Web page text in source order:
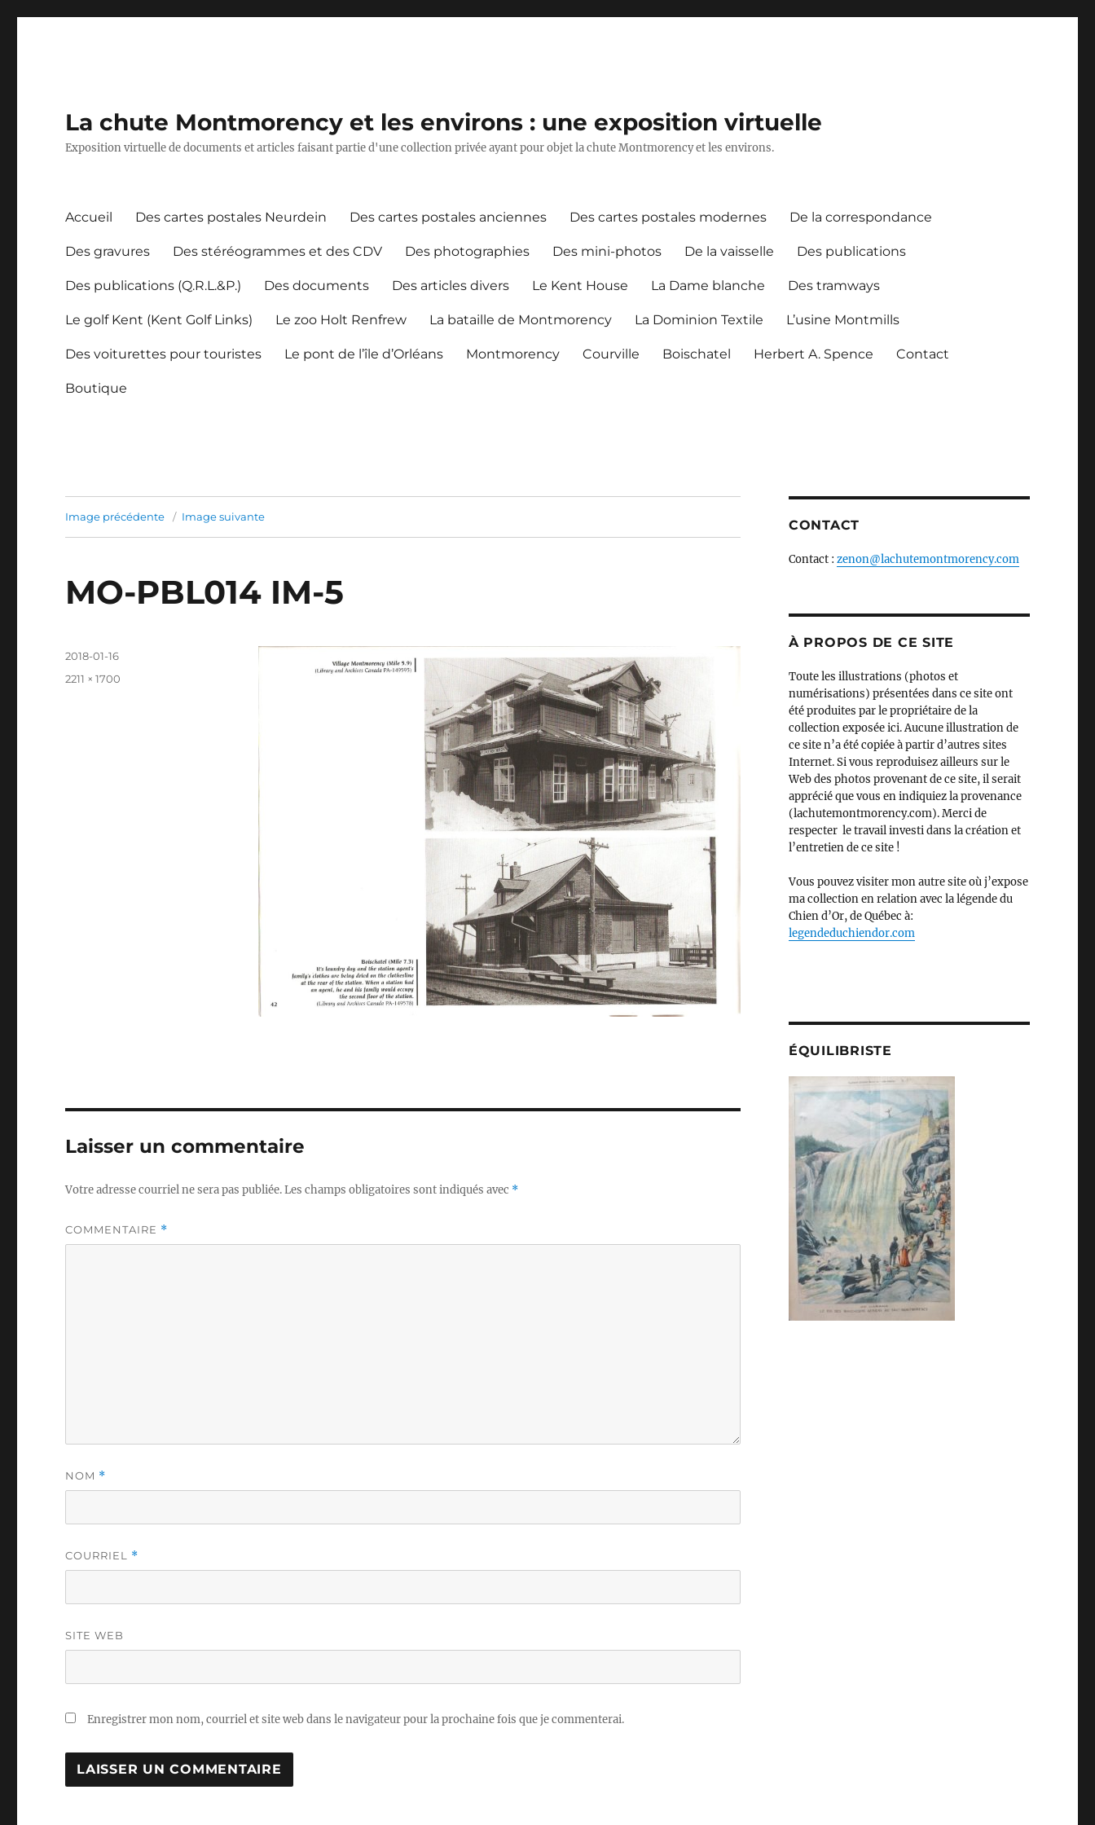
La chute Montmorency et les environs : une exposition virtuelle
Exposition virtuelle de documents et articles faisant partie d'une collection privée ayant pour objet la chute Montmorency et les environs.
Accueil Des cartes postales Neurdein Des cartes postales anciennes Des cartes postales modernes De la correspondance
Des gravures Des stéréogrammes et des CDV Des photographies Des mini-photos De la vaisselle Des publications
Des publications (Q.R.L.&P.) Des documents Des articles divers Le Kent House La Dame blanche Des tramways
Le golf Kent (Kent Golf Links) Le zoo Holt Renfrew La bataille de Montmorency La Dominion Textile L’usine Montmills
Des voiturettes pour touristes Le pont de l’île d’Orléans Montmorency Courville Boischatel Herbert A. Spence Contact
Boutique
Image précédente Image suivante
MO-PBL014 IM-5
Publié
2018-01-16
Taille
2211 × 1700
Laisser un commentaire
Votre adresse courriel ne sera pas publiée.Les champs obligatoires sont indiqués avec *
COMMENTAIRE *
NOM *
COURRIEL *
SITE WEB
Enregistrer mon nom, courriel et site web dans le navigateur pour la prochaine fois que je commenterai.
CONTACT
Contact : zenon@lachutemontmorency.com
À PROPOS DE CE SITE
Toute les illustrations (photos et
numérisations) présentées dans ce site ont
été produites par le propriétaire de la
collection exposée ici. Aucune illustration de
ce site n’a été copiée à partir d’autres sites
Internet. Si vous reproduisez ailleurs sur le
Web des photos provenant de ce site, il serait
apprécié que vous en indiquiez la provenance
(lachutemontmorency.com). Merci de
respecter le travail investi dans la création et
l’entretien de ce site !
Vous pouvez visiter mon autre site où j’expose
ma collection en relation avec la légende du
Chien d’Or, de Québec à:
legendeduchiendor.com
ÉQUILIBRISTE